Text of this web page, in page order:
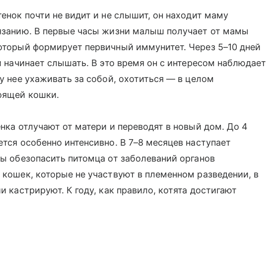
почти не видит и не слышит, он находит маму
В первые часы жизни малыш получает от мамы
формирует первичный иммунитет. Через 5–10 дней
начинает слышать. В это время он с интересом наблюдает
нее ухаживать за собой, охотиться — в целом
кошки.
отлучают от матери и переводят в новый дом. До 4
особенно интенсивно. В 7–8 месяцев наступает
обезопасить питомца от заболеваний органов
которые не участвуют в племенном разведении, в
кастрируют. К году, как правило, котята достигают